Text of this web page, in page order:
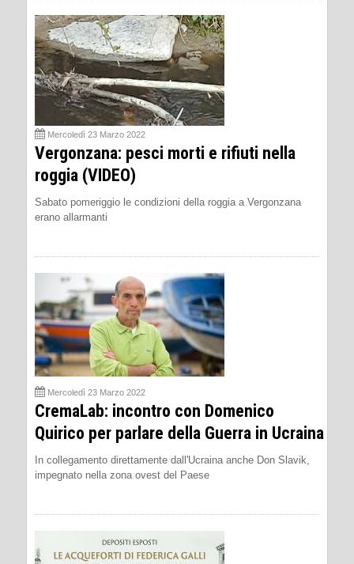
Mercoledì 23 Marzo 2022
Vergonzana: pesci morti e rifiuti nella
roggia (VIDEO)
Sabato pomeriggio le condizioni della roggia a Vergonzana
erano allarmanti
Mercoledì 23 Marzo 2022
CremaLab: incontro con Domenico
Quirico per parlare della Guerra in Ucraina
In collegamento direttamente dall'Ucraina anche Don Slavik,
impegnato nella zona ovest del Paese